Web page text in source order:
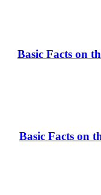
Basic Facts on
Basic Facts on